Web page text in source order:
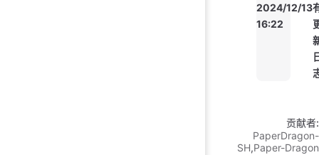
2024/12/13
16:22
贡献者:
PaperDragon-
SH,Paper-Dragon